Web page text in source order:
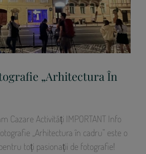
„Arhitectura În
Cazare Activități IMPORTANT Info
„Arhitectura în cadru” este o
toți pasionații de fotografie!